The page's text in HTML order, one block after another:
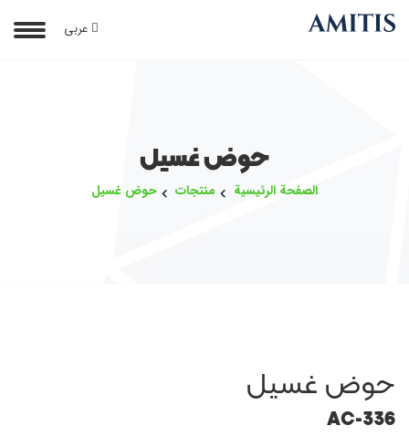
عربی
حوض غسيل
الصفحة الرئيسية منتجات حوض غسيل
حوض غسيل
AC-336